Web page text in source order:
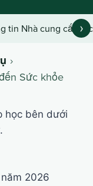
Sức khỏe
tin Nhà cung cấp›
học bên dưới
2026